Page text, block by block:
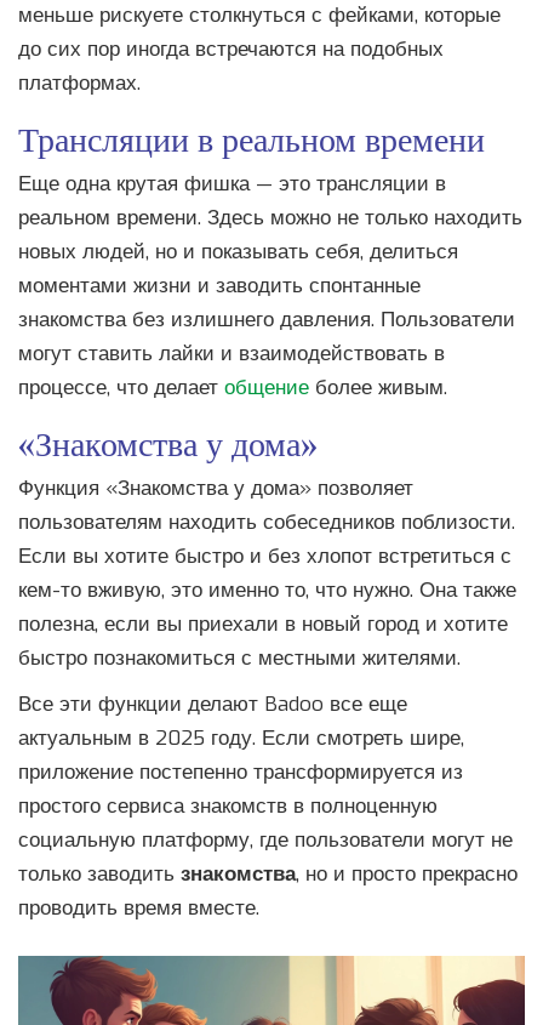
меньше рискуете столкнуться с фейками, которые
до сих пор иногда встречаются на подобных
платформах.
Трансляции в реальном времени
Еще одна крутая фишка — это трансляции в
реальном времени. Здесь можно не только находить
новых людей, но и показывать себя, делиться
моментами жизни и заводить спонтанные
знакомства без излишнего давления. Пользователи
могут ставить лайки и взаимодействовать в
процессе, что делает общение более живым.
«Знакомства у дома»
Функция «Знакомства у дома» позволяет
пользователям находить собеседников поблизости.
Если вы хотите быстро и без хлопот встретиться с
кем-то вживую, это именно то, что нужно. Она также
полезна, если вы приехали в новый город и хотите
быстро познакомиться с местными жителями.
Все эти функции делают Badoo все еще
актуальным в 2025 году. Если смотреть шире,
приложение постепенно трансформируется из
простого сервиса знакомств в полноценную
социальную платформу, где пользователи могут не
только заводить знакомства, но и просто прекрасно
проводить время вместе.